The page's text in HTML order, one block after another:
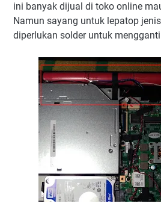
ini banyak dijual di toko online
Namun sayang untuk lepatop
diperlukan solder untuk